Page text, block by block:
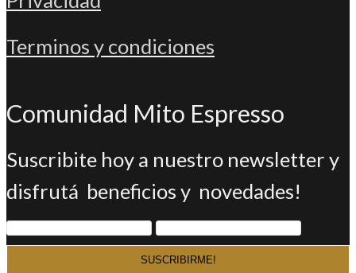
Terminos y condiciones
Comunidad Mito Espresso
Suscribite hoy a nuestro newsletter y
disfrutá beneficios y novedades!